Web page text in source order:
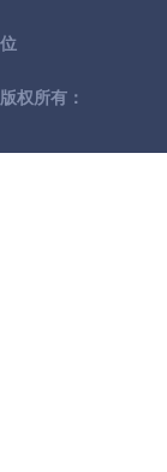
位
版权所有：